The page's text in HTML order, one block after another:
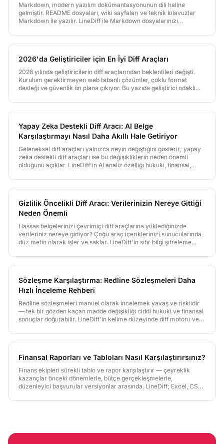
Markdown, modern yazılım dokümantasyonunun dili haline
gelmiştir. README dosyaları, wiki sayfaları ve teknik kılavuzlar
Markdown ile yazılır. LineDiff ile Markdown dosyalarınızı
yönetin.
2026'da Geliştiriciler için En İyi Diff Araçları
2026 yılında geliştiricilerin diff araçlarından beklentileri değişti.
Kurulum gerektirmeyen web tabanlı çözümler, çoklu format
desteği ve güvenlik ön plana çıkıyor. Bu yazıda geliştirici odaklı
inceliyoruz.
Yapay Zeka Destekli Diff Aracı: AI Belge
Karşılaştırmayı Nasıl Daha Akıllı Hale Getiriyor
Geleneksel diff araçları yalnızca neyin değiştiğini gösterir; yapay
zeka destekli diff araçları ise bu değişikliklerin neden önemli
olduğunu açıklar. LineDiff'in AI analiz özelliği hukuki, finansal,
yorumlar ve eyleme dönüştürülebilir öneriler sunar.
Gizlilik Öncelikli Diff Aracı: Verilerinizin Nereye Gittiği
Neden Önemli
Hassas belgelerinizi çevrimiçi diff araçlarına yüklediğinizde
verileriniz nereye gidiyor? Çoğu araç içeriklerinizi sunucularında
düz metin olarak işler ve saklar. LineDiff'in sıfır bilgi şifreleme
verileriniz her zaman sizin kontrolünüzde kalır.
Sözleşme Karşılaştırma: Redline Sözleşmeleri Daha
Hızlı İnceleme Rehberi
Redline sözleşmeleri manuel olarak incelemek yavaş ve risklidir
— tek bir gözden kaçan madde değişikliği ciddi hukuki ve finansal
sonuçlar doğurabilir. LineDiff'in kelime düzeyinde diff motoru ve
bilgi şifrelemesi avukat-müvekkil gizliliğini korur.
Finansal Raporları ve Tabloları Nasıl Karşılaştırırsınız?
Finans ekipleri sürekli tablo ve rapor karşılaştırır — çeyreklik
kazançlar önceki dönemlerle, bütçe gerçekleşmelerle,
düzenleyici başvurular versiyonlar arasında. LineDiff; Excel, CSV
farkları otomatik işaretleyen YZ Finans analizi ile işler.